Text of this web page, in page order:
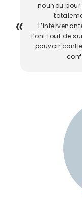
nounou
l’ont tout de
pouvoir